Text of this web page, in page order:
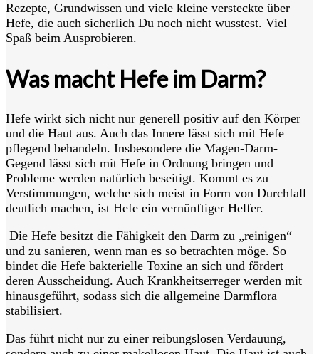
Rezepte, Grundwissen und viele kleine versteckte über
Hefe, die auch sicherlich Du noch nicht wusstest. Viel
Spaß beim Ausprobieren.
Was macht Hefe im Darm?
Hefe wirkt sich nicht nur generell positiv auf den Körper
und die Haut aus. Auch das Innere lässt sich mit Hefe
pflegend behandeln. Insbesondere die Magen-Darm-
Gegend lässt sich mit Hefe in Ordnung bringen und
Probleme werden natürlich beseitigt. Kommt es zu
Verstimmungen, welche sich meist in Form von Durchfall
deutlich machen, ist Hefe ein vernünftiger Helfer.
Die Hefe besitzt die Fähigkeit den Darm zu „reinigen“
und zu sanieren, wenn man es so betrachten möge. So
bindet die Hefe bakterielle Toxine an sich und fördert
deren Ausscheidung. Auch Krankheitserreger werden mit
hinausgeführt, sodass sich die allgemeine Darmflora
stabilisiert.
Das führt nicht nur zu einer reibungslosen Verdauung,